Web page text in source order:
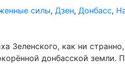
силы, Дзен, Донбасс,
Зеленского, как ни
донбасской земли.